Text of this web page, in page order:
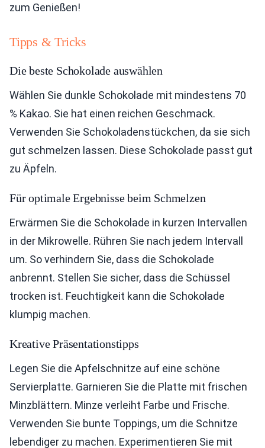
zum Genießen!
Tipps & Tricks
Die beste Schokolade auswählen
Wählen Sie dunkle Schokolade mit mindestens 70
% Kakao. Sie hat einen reichen Geschmack.
Verwenden Sie Schokoladenstückchen, da sie sich
gut schmelzen lassen. Diese Schokolade passt gut
zu Äpfeln.
Für optimale Ergebnisse beim Schmelzen
Erwärmen Sie die Schokolade in kurzen Intervallen
in der Mikrowelle. Rühren Sie nach jedem Intervall
um. So verhindern Sie, dass die Schokolade
anbrennt. Stellen Sie sicher, dass die Schüssel
trocken ist. Feuchtigkeit kann die Schokolade
klumpig machen.
Kreative Präsentationstipps
Legen Sie die Apfelschnitze auf eine schöne
Servierplatte. Garnieren Sie die Platte mit frischen
Minzblättern. Minze verleiht Farbe und Frische.
Verwenden Sie bunte Toppings, um die Schnitze
lebendiger zu machen. Experimentieren Sie mit